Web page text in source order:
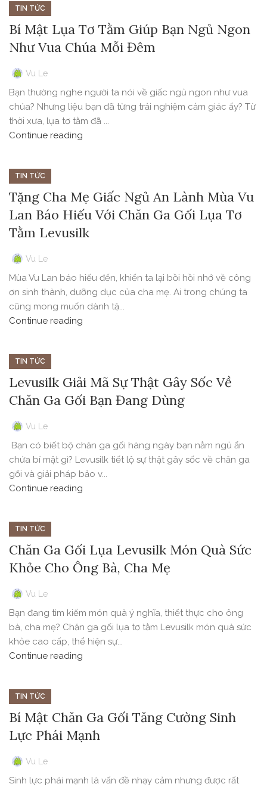
TIN TỨC
Bí Mật Lụa Tơ Tằm Giúp Bạn Ngủ Ngon
Như Vua Chúa Mỗi Đêm
Vu Le
Bạn thường nghe người ta nói về giấc ngủ ngon như vua
chúa? Nhưng liệu bạn đã từng trải nghiệm cảm giác ấy? Từ
thời xưa, lụa tơ tằm đã ...
Continue reading
TIN TỨC
Tặng Cha Mẹ Giấc Ngủ An Lành Mùa Vu
Lan Báo Hiếu Với Chăn Ga Gối Lụa Tơ
Tằm Levusilk
Vu Le
Mùa Vu Lan báo hiếu đến, khiến ta lại bồi hồi nhớ về công
ơn sinh thành, dưỡng dục của cha mẹ. Ai trong chúng ta
cũng mong muốn dành tặ...
Continue reading
TIN TỨC
Levusilk Giải Mã Sự Thật Gây Sốc Về
Chăn Ga Gối Bạn Đang Dùng
Vu Le
Bạn có biết bộ chăn ga gối hàng ngày bạn nằm ngủ ẩn
chứa bí mật gì? Levusilk tiết lộ sự thật gây sốc về chăn ga
gối và giải pháp bảo v...
Continue reading
TIN TỨC
Chăn Ga Gối Lụa Levusilk Món Quà Sức
Khỏe Cho Ông Bà, Cha Mẹ
Vu Le
Bạn đang tìm kiếm món quà ý nghĩa, thiết thực cho ông
bà, cha mẹ? Chăn ga gối lụa tơ tằm Levusilk món quà sức
khỏe cao cấp, thể hiện sự...
Continue reading
TIN TỨC
Bí Mật Chăn Ga Gối Tăng Cường Sinh
Lực Phái Mạnh
Vu Le
Sinh lực phái mạnh là vấn đề nhạy cảm nhưng được rất